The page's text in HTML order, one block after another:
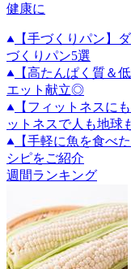
健康に
【手づくりパン】
づくりパン5選
【高たんぱく質＆
エット献立◎
【フィットネスに
ットネスで人も地球
【手軽に魚を食べ
シピをご紹介
週間ランキング